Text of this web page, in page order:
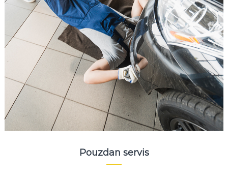
Pouzdan servis